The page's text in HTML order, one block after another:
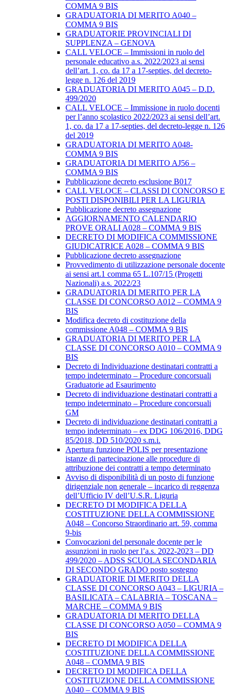
COMMA 9 BIS
GRADUATORIA DI MERITO A040 –
COMMA 9 BIS
GRADUATORIE PROVINCIALI DI
SUPPLENZA – GENOVA
CALL VELOCE – Immissioni in ruolo del
personale educativo a.s. 2022/2023 ai sensi
dell’art. 1, co. da 17 a 17-septies, del decreto-
legge n. 126 del 2019
GRADUATORIA DI MERITO A045 – D.D.
499/2020
CALL VELOCE – Immissione in ruolo docenti
per l’anno scolastico 2022/2023 ai sensi dell’art.
1, co. da 17 a 17-septies, del decreto-legge n. 126
del 2019
GRADUATORIA DI MERITO A048-
COMMA 9 BIS
GRADUATORIA DI MERITO AJ56 –
COMMA 9 BIS
Pubblicazione decreto esclusione B017
CALL VELOCE – CLASSI DI CONCORSO E
POSTI DISPONIBILI PER LA LIGURIA
Pubblicazione decreto assegnazione
AGGIORNAMENTO CALENDARIO
PROVE ORALI A028 – COMMA 9 BIS
DECRETO DI MODIFICA COMMISSIONE
GIUDICATRICE A028 – COMMA 9 BIS
Pubblicazione decreto assegnazione
Provvedimento di utilizzazione personale docente
ai sensi art.1 comma 65 L.107/15 (Progetti
Nazionali) a.s. 2022/23
GRADUATORIA DI MERITO PER LA
CLASSE DI CONCORSO A012 – COMMA 9
BIS
Modifica decreto di costituzione della
commissione A048 – COMMA 9 BIS
GRADUATORIA DI MERITO PER LA
CLASSE DI CONCORSO A010 – COMMA 9
BIS
Decreto di Individuazione destinatari contratti a
tempo indeterminato – Procedure concorsuali
Graduatorie ad Esaurimento
Decreto di individuazione destinatari contratti a
tempo indeterminato – Procedure concorsuali
GM
Decreto di individuazione destinatari contratti a
tempo indeterminato – ex DDG 106/2016, DDG
85/2018, DD 510/2020 s.m.i.
Apertura funzione POLIS per presentazione
istanze di partecipazione alle procedure di
attribuzione dei contratti a tempo determinato
Avviso di disponibilità di un posto di funzione
dirigenziale non generale – incarico di reggenza
dell’Ufficio IV dell’U.S.R. Liguria
DECRETO DI MODIFICA DELLA
COSTITUZIONE DELLA COMMISSIONE
A048 – Concorso Straordinario art. 59, comma
9-bis
Convocazioni del personale docente per le
assunzioni in ruolo per l’a.s. 2022-2023 – DD
499/2020 – ADSS SCUOLA SECONDARIA
DI SECONDO GRADO posto sostegno
GRADUATORIE DI MERITO DELLA
CLASSE DI CONCORSO A043 – LIGURIA –
BASILICATA – CALABRIA – TOSCANA –
MARCHE – COMMA 9 BIS
GRADUATORIA DI MERITO DELLA
CLASSE DI CONCORSO A050 – COMMA 9
BIS
DECRETO DI MODIFICA DELLA
COSTITUZIONE DELLA COMMISSIONE
A048 – COMMA 9 BIS
DECRETO DI MODIFICA DELLA
COSTITUZIONE DELLA COMMISSIONE
A040 – COMMA 9 BIS